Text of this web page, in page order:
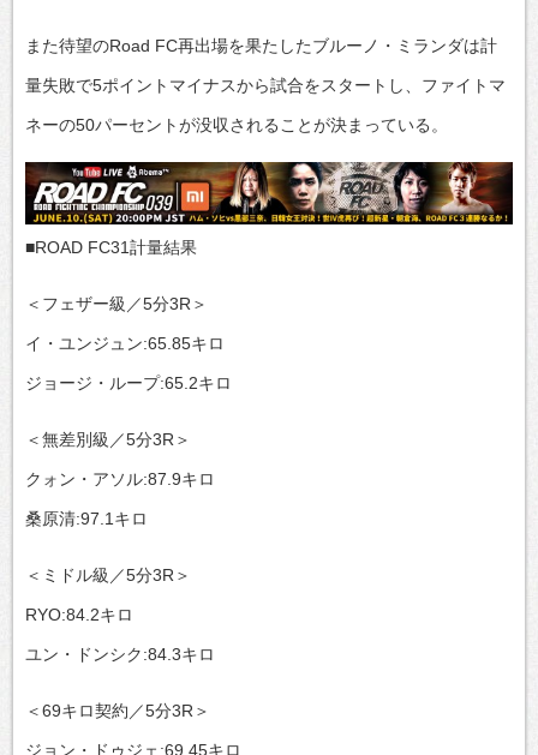
また待望のRoad FC再出場を果たしたブルーノ・ミランダは計
量失敗で5ポイントマイナスから試合をスタートし、ファイトマ
ネーの50パーセントが没収されることが決まっている。
■ROAD FC31計量結果
＜フェザー級／5分3R＞
イ・ユンジュン:65.85キロ
ジョージ・ループ:65.2キロ
＜無差別級／5分3R＞
クォン・アソル:87.9キロ
桑原清:97.1キロ
＜ミドル級／5分3R＞
RYO:84.2キロ
ユン・ドンシク:84.3キロ
＜69キロ契約／5分3R＞
ジョン・ドゥジェ:69.45キロ